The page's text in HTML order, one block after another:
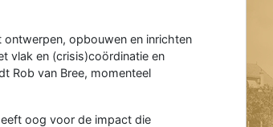
ontwerpen, opbouwen en inrichten
vlak en (crisis)coördinatie en
Rob van Bree, momenteel
oog voor de impact die